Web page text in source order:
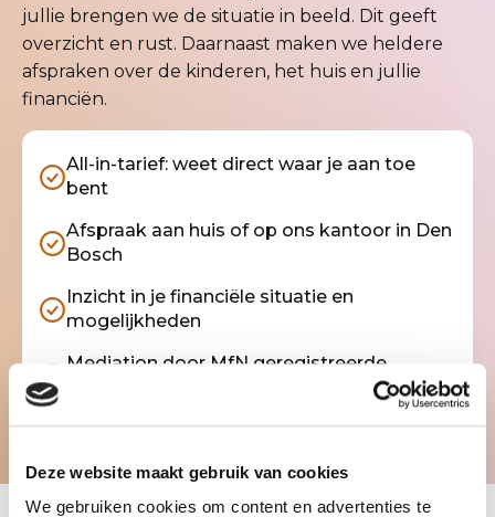
Deze website maakt gebruik van cookies
We gebruiken cookies om content en advertenties te
jullie brengen we de situatie in beeld. Dit geeft
overzicht en rust. Daarnaast maken we heldere
afspraken over de kinderen, het huis en jullie
financiën.
All-in-tarief: weet direct waar je aan toe
bent
Afspraak aan huis of op ons kantoor in Den
Bosch
Inzicht in je financiële situatie en
mogelijkheden
Mediation door MfN geregistreerde